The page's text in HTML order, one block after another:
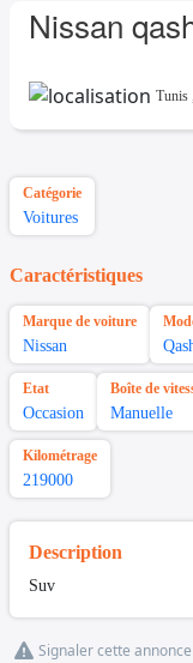
Nissan
Tunis ,
Catégorie
Voitures
Caractéristiques
Marque de voiture
Nissan
Etat
Occasion
Boîte de
Manuelle
Kilométrage
219000
Description
Suv
Signaler cette annonce